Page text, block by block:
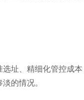
址、精细化管控成
的情况。